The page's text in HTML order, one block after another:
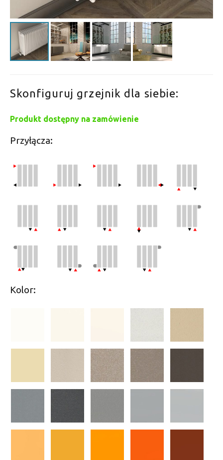
Skonfiguruj grzejnik dla siebie:
Produkt dostępny na zamówienie
Przyłącza:
Kolor: